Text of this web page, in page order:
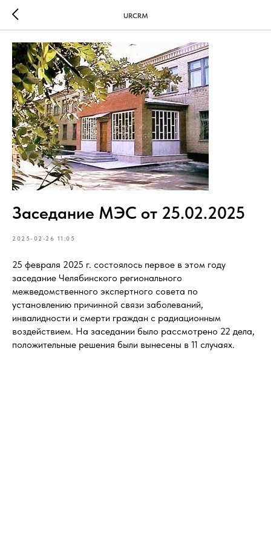
URCRM
Заседание МЭС от 25.02.2025
2025-02-26 11:05
25 февраля 2025 г. состоялось первое в этом году
заседание Челябинского регионального
межведомственного экспертного совета по
установлению причинной связи заболеваний,
инвалидности и смерти граждан с радиационным
воздействием. На заседании было рассмотрено 22 дела,
положительные решения были вынесены в 11 случаях.